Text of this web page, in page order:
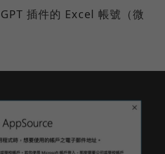
插件的 Excel 帳號（微